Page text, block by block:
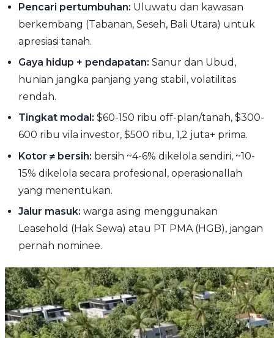
Pencari pertumbuhan: Uluwatu dan kawasan
berkembang (Tabanan, Seseh, Bali Utara) untuk
apresiasi tanah.
Gaya hidup + pendapatan: Sanur dan Ubud,
hunian jangka panjang yang stabil, volatilitas
rendah.
Tingkat modal: $60-150 ribu off-plan/tanah, $300-
600 ribu vila investor, $500 ribu, 1,2 juta+ prima.
Kotor ≠ bersih: bersih ~4-6% dikelola sendiri, ~10-
15% dikelola secara profesional, operasionallah
yang menentukan.
Jalur masuk: warga asing menggunakan
Leasehold (Hak Sewa) atau PT PMA (HGB), jangan
pernah nominee.